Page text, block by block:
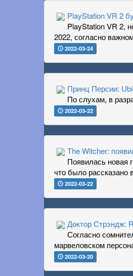
PlayStation VR 2
PlayStation VR 2,
2022, согласно
2022-03-24
Принц Персии:
По слухам, в
2022-03-22
The Witcher:
Появилась новая
что было рассказано
2022-03-22
Доктор Стрэндж:
Согласно
марвеловском
2022-03-20